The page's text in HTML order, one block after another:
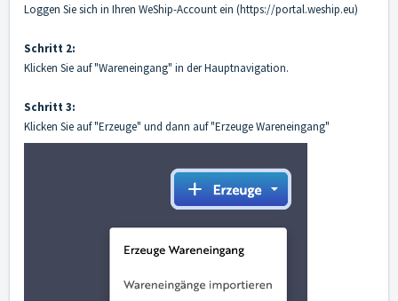
Loggen Sie sich in Ihren WeShip-Account ein (https://portal.weship.eu)
Schritt 2:
Klicken Sie auf "Wareneingang" in der Hauptnavigation.
Schritt 3:
Klicken Sie auf "Erzeuge" und dann auf "Erzeuge Wareneingang"